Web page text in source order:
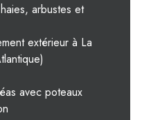
arbustes et
extérieur à La
avec poteaux